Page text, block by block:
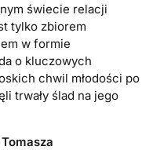
świecie relacji
tylko zbiorem
w formie
o kluczowych
chwil młodości po
trwały ślad na jego
Tomasza